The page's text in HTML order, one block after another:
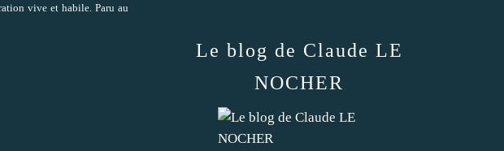
vive et habile. Paru au
Le blog de Claude LE
NOCHER